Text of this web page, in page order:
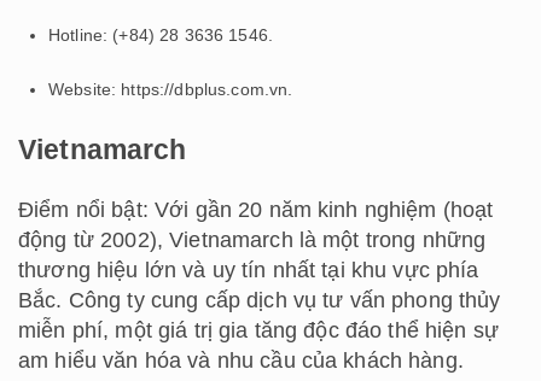
Hotline: (+84) 28 3636 1546.
Website: https://dbplus.com.vn.
Vietnamarch
Điểm nổi bật: Với gần 20 năm kinh nghiệm (hoạt
động từ 2002), Vietnamarch là một trong những
thương hiệu lớn và uy tín nhất tại khu vực phía
Bắc. Công ty cung cấp dịch vụ tư vấn phong thủy
miễn phí, một giá trị gia tăng độc đáo thể hiện sự
am hiểu văn hóa và nhu cầu của khách hàng.